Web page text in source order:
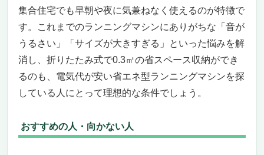
集合住宅でも早朝や夜に気兼ねなく使えるのが特徴で
す。これまでのランニングマシンにありがちな「音が
うるさい」「サイズが大きすぎる」といった悩みを解
消し、折りたたみ式で0.3㎡の省スペース収納ができ
るのも、電気代が安い省エネ型ランニングマシンを探
している人にとって理想的な条件でしょう。
おすすめの人・向かない人